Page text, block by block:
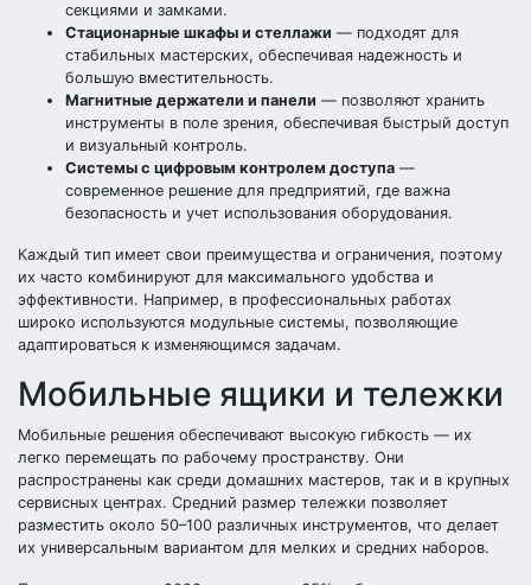
секциями и замками.
Стационарные шкафы и стеллажи — подходят для
стабильных мастерских, обеспечивая надежность и
большую вместительность.
Магнитные держатели и панели — позволяют хранить
инструменты в поле зрения, обеспечивая быстрый доступ
и визуальный контроль.
Системы с цифровым контролем доступа —
современное решение для предприятий, где важна
безопасность и учет использования оборудования.
Каждый тип имеет свои преимущества и ограничения, поэтому
их часто комбинируют для максимального удобства и
эффективности. Например, в профессиональных работах
широко используются модульные системы, позволяющие
адаптироваться к изменяющимся задачам.
Мобильные ящики и тележки
Мобильные решения обеспечивают высокую гибкость — их
легко перемещать по рабочему пространству. Они
распространены как среди домашних мастеров, так и в крупных
сервисных центрах. Средний размер тележки позволяет
разместить около 50–100 различных инструментов, что делает
их универсальным вариантом для мелких и средних наборов.